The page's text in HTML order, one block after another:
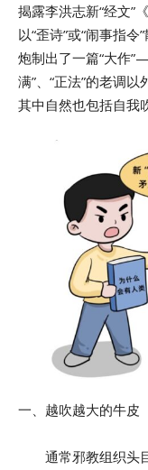
揭露李洪志新“经文”
以“歪诗”或“闹事指
炮制出了一篇“大作
满”、“正法”的老调
其中自然也包括自我
一、越吹越大的牛皮
通常邪教组织头目